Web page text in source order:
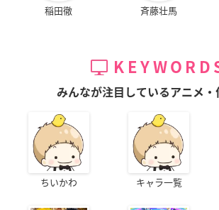
稲田徹 斉藤壮馬
みんなが注目しているアニメ・
ちいかわ キャラ一覧